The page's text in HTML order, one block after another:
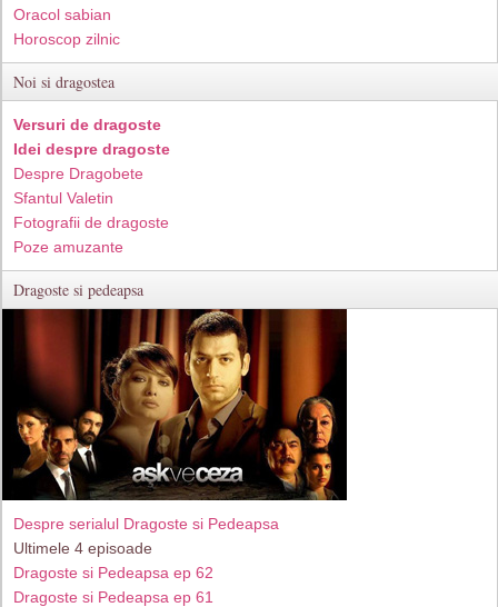
Oracol sabian
Horoscop zilnic
Noi si dragostea
Versuri de dragoste
Idei despre dragoste
Despre Dragobete
Sfantul Valetin
Fotografii de dragoste
Poze amuzante
Dragoste si pedeapsa
Despre serialul Dragoste si Pedeapsa
Ultimele 4 episoade
Dragoste si Pedeapsa ep 62
Dragoste si Pedeapsa ep 61